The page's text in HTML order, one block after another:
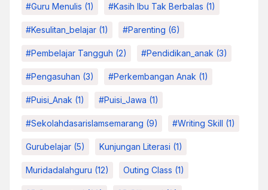
#Guru Menulis (1) #kasih Ibu Tak Berbalas (1)
#kesulitan_belajar (1) #parenting (6)
#pembelajar Tangguh (2) #pendidikan_anak (3)
#pengasuhan (3) #Perkembangan Anak (1)
#Puisi_Anak (1) #Puisi_Jawa (1)
#sekolahdasarislamsemarang (9) #Writing Skill (1)
Gurubelajar (5) Kunjungan Literasi (1)
Muridadalahguru (12) Outing Class (1)